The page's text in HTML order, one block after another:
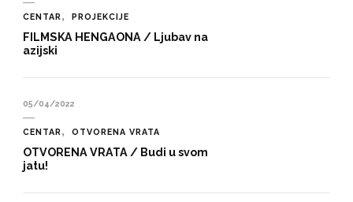
CENTAR PROJEKCIJE
FILMSKA HENGAONA / Ljubav na
azijski
05/04/2022
CENTAR OTVORENA VRATA
OTVORENA VRATA / Budi u svom
jatu!